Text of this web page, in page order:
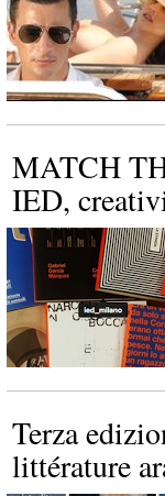
MATCH
IED,
Terza
littérature